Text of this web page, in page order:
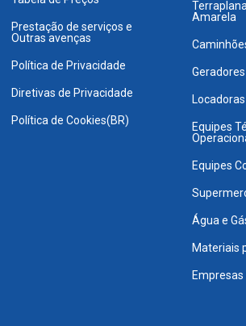
Prestação de serviços e
Outras avenças
Política de Privacidade
Diretivas de Privacidade
Política de Cookies(BR)
Amarela
Geradores
Equipes
Equipes
Água e
Materiais